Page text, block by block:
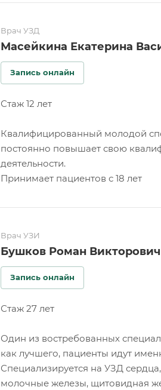
Врач УЗД
Масейкина Екатерина
Запись онлайн
Стаж 12 лет
Квалифицированный молодой
постоянно повышает свою
деятельности.
Принимает пациентов с 18 лет
Врач УЗИ
Бушков Роман Викторович
Запись онлайн
Стаж 27 лет
Один из востребованных
как лучшего, пациенты идут
Специализируется на УЗД
молочные железы, щитовидная